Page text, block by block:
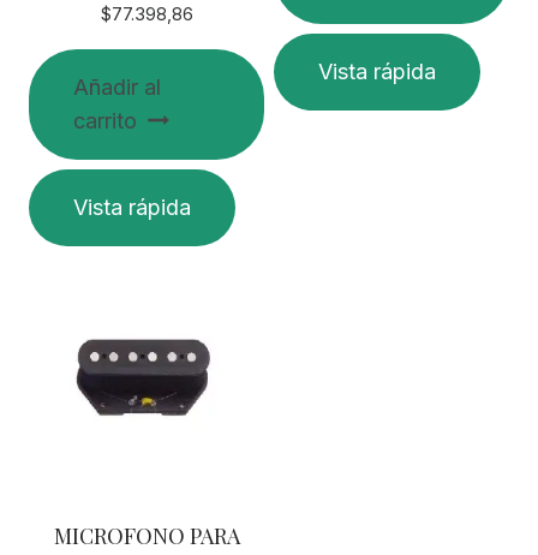
$77.398,86
Añadir al
carrito
Vista rápida
Vista rápida
MICROFONO PARA